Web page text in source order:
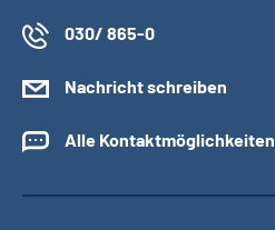
030/ 865-0
Nachricht schreiben
Alle Kontaktmöglichkeiten